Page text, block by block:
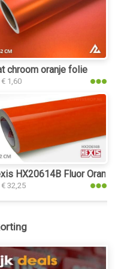
folie
chroom oranje folie
€ 1,60
folieHX20614B Fluor
€ 32,25